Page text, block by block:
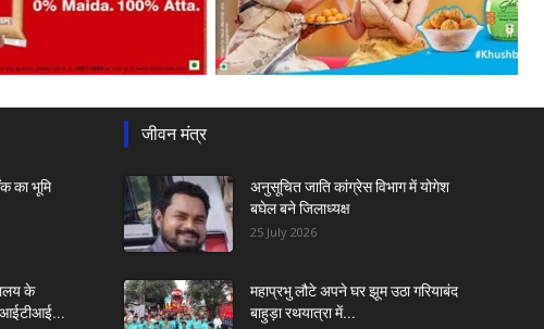
का भूमि
के
ने आईटीआई...
जीवन मंत्र
अनुसूचित जाति कांग्रेस विभाग में योगेश
बघेल बने जिलाध्यक्ष
25 July 2026
महाप्रभु लौटे अपने घर झूम उठा गरियाबंद
बाहुड़ा रथयात्रा में...